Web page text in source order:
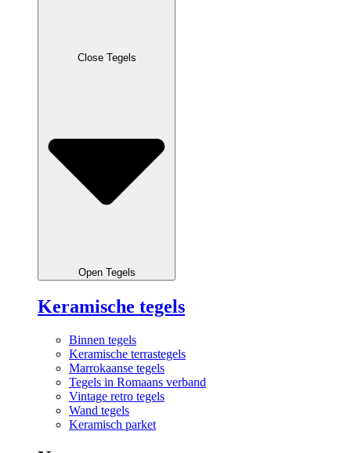
Close Tegels
Open Tegels
Keramische tegels
Binnen tegels
Keramische terrastegels
Marrokaanse tegels
Tegels in Romaans verband
Vintage retro tegels
Wand tegels
Keramisch parket